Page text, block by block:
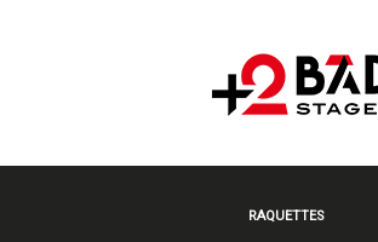
RAQUETTES